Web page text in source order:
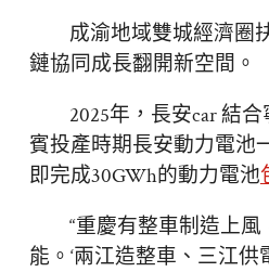
成渝地域雙城經濟圈
鏈協同成長翻開新空間。
2025年，長安car 結
賓投產時期長安動力電池
即完成30GWh的動力電池
“重慶有整車制造上
能。‘兩江造整車、三江供